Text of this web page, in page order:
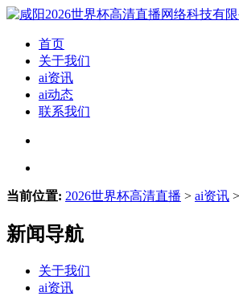
首页
关于我们
ai资讯
ai动态
联系我们
当前位置: 2026世界杯高清直播 > ai资讯 >
新闻导航
关于我们
ai资讯